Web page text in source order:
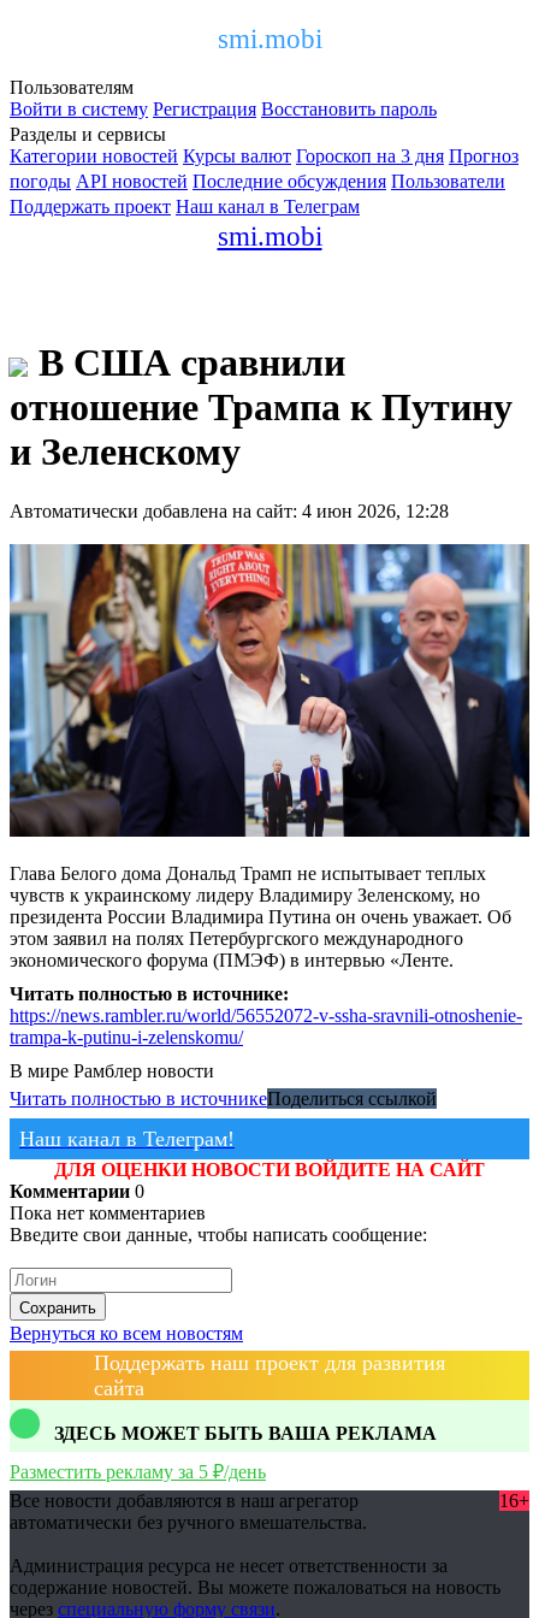
smi.mobi
Пользователям
Войти в систему Регистрация Восстановить пароль
Разделы и сервисы
Категории новостей Курсы валют Гороскоп на 3 дня Прогноз
погоды API новостей Последние обсуждения Пользователи
Поддержать проект Наш канал в Телеграм
smi.mobi
В США сравнили
отношение Трампа к Путину
и Зеленскому
Автоматически добавлена на сайт: 4 июн 2026, 12:28
Глава Белого дома Дональд Трамп не испытывает теплых
чувств к украинскому лидеру Владимиру Зеленскому, но
президента России Владимира Путина он очень уважает. Об
этом заявил на полях Петербургского международного
экономического форума (ПМЭФ) в интервью «Ленте.
Читать полностью в источнике:
https://news.rambler.ru/world/56552072-v-ssha-sravnili-otnoshenie-
trampa-k-putinu-i-zelenskomu/
В мире Рамблер новости
Читать полностью в источникеПоделиться ссылкой
Наш канал в Телеграм!
ДЛЯ ОЦЕНКИ НОВОСТИ ВОЙДИТЕ НА САЙТ
Комментарии 0
Пока нет комментариев
Введите свои данные, чтобы написать сообщение:
Сохранить
Вернуться ко всем новостям
Поддержать наш проект для развития
сайта
ЗДЕСЬ МОЖЕТ БЫТЬ ВАША РЕКЛАМА
Разместить рекламу за 5 ₽/день
Все новости добавляются в наш агрегатор
автоматически без ручного вмешательства.
16+
Администрация ресурса не несет ответственности за
содержание новостей. Вы можете пожаловаться на новость
через специальную форму связи.